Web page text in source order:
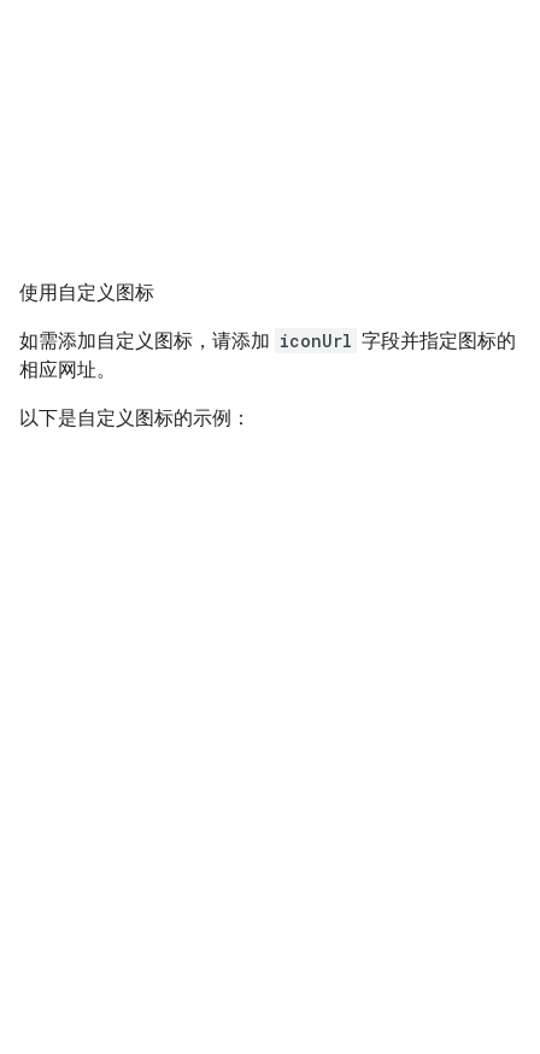
使用自定义图标
如需添加自定义图标，请添加 iconUrl 字段并指定图标的
相应网址。
以下是自定义图标的示例：